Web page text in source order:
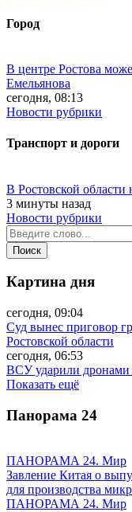
Город
В центре Ростова
Емельянова
сегодня, 08:13
Новости рубрики
Транспорт и дороги
В Ростовской области
3 минуты назад
Новости рубрики
Картина дня
сегодня, 09:04
Суд вынес приговор
Ростовской области
сегодня, 06:53
ВСУ ударили дронами
Показать ещё
Панорама 24
ПАНОРАМА 24. Мир
Завление Китая о
для производства
ПАНОРАМА 24. Мир